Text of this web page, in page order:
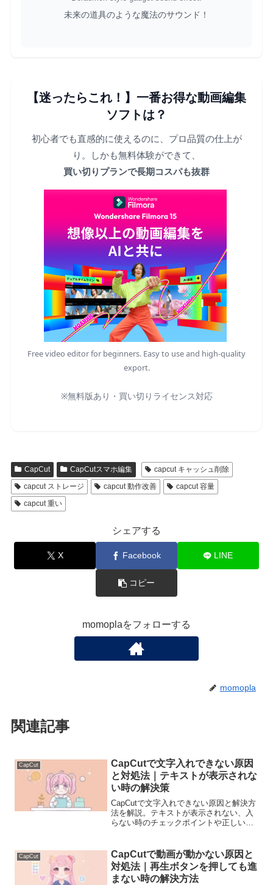
未来の道具のような魔法のサウンド！
【迷ったらこれ！】一番お得な動画編集
ソフトは？
初心者でも直感的に使えるのに、プロ品質の仕上が
り。しかも無料体験ができて、
買い切りプランで長期コスパも抜群
Free video editor for beginners. Easy to use and high-quality
export.
※無料版あり・買い切りライセンス対応
CapCut CapCutスマホ編集
capcut キャッシュ削除
capcut ストレージ
capcut 動作改善
capcut 容量
capcut 重い
シェアする
X Facebook LINE
コピー
momoplaをフォローする
momopla
関連記事
CapCut
CapCutで文字入れできない原因
と対処法｜テキストが表示されな
い時の解決策
CapCutで文字入れできない原因と解決方
法を解説。テキストが表示されない、入
らない時のチェックポイントや正しい追
CapCut
CapCutで動画が動かない原因と
対処法｜再生ボタンを押しても進
まない時の解決方法